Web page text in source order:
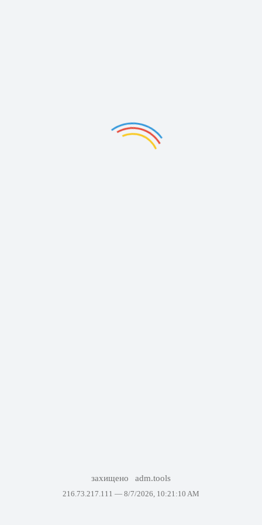
захищено adm.tools
216.73.217.111 — 8/7/2026, 10:21:10 AM